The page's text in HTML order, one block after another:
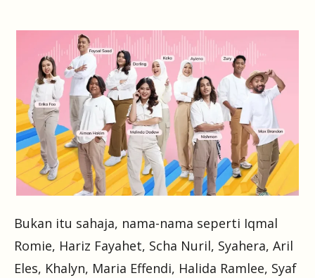
Bukan itu sahaja, nama-nama seperti Iqmal
Romie, Hariz Fayahet, Scha Nuril, Syahera, Aril
Eles, Khalyn, Maria Effendi, Halida Ramlee, Syaf